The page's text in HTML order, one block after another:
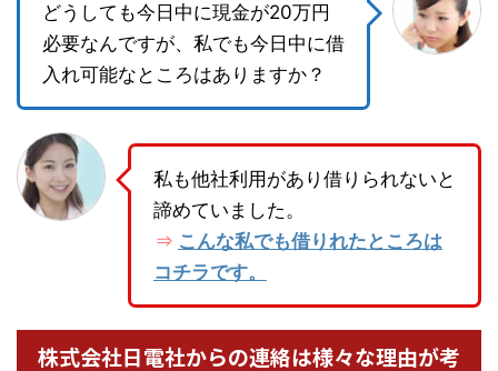
どうしても今日中に現金が20万円
必要なんですが、私でも今日中に借
入れ可能なところはありますか？
私も他社利用があり借りられないと
諦めていました。
⇒ こんな私でも借りれたところは
コチラです。
株式会社日電社からの連絡は様々な理由が考